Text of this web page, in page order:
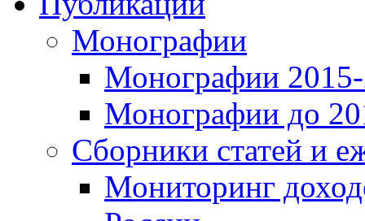
Монографии
Монографии 2015-
Монографии до
Сборники статей и
Мониторинг